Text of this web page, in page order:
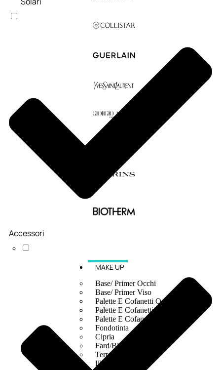
MAKE UP
Base/ Primer Occhi
Base/ Primer Viso
Palette E Cofanetti Occhi
Palette E Cofanetti Viso
Palette E Cofanetti Labbra
Fondotinta
Cipria
Fard/Blush
Terre Abbronzanti
Illuminante Viso
Accessori